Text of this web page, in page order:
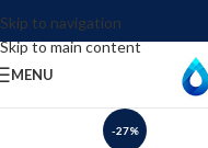
Skip to navigation
Skip to main content
MENU
-27%